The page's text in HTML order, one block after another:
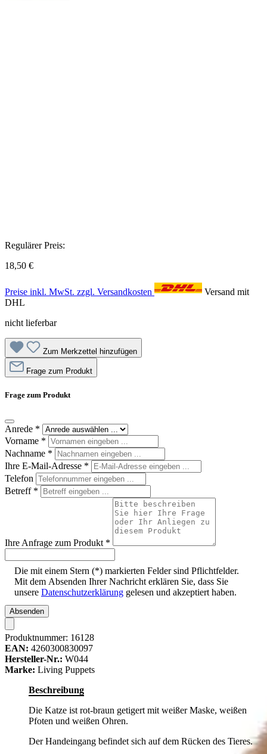
Regulärer Preis:
18,50 €
Preise inkl. MwSt. zzgl. Versandkosten
Versand mit
DHL
nicht lieferbar
Zum Merkzettel hinzufügen
Frage zum Produkt
Frage zum Produkt
Anrede *
Vorname *
Nachname *
Ihre E-Mail-Adresse *
Telefon
Betreff *
Ihre Anfrage zum Produkt *
Die mit einem Stern (*) markierten Felder sind Pflichtfelder.
Mit dem Absenden Ihrer Nachricht erklären Sie, dass Sie
unsere Datenschutzerklärung gelesen und akzeptiert haben.
Absenden
Produktnummer: 16128
EAN: 4260300830097
Hersteller-Nr.: W044
Marke: Living Puppets
Beschreibung
Die Katze ist rot-braun getigert mit weißer Maske, weißen
Pfoten und weißen Ohren.
Der Handeingang befindet sich auf dem Rücken des Tieres.